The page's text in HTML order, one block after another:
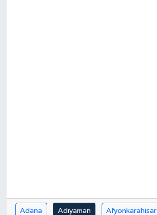
Adana Adıyaman Afyonkarahisar